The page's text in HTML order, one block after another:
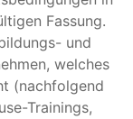
Fassung.
und
welches
(nachfolgend
Trainings,